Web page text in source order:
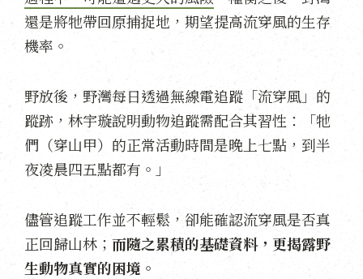
還是將牠帶回原捕捉地，期望提高流穿風的生存
機率。
野放後，野灣每日透過無線電追蹤「流穿風」的
蹤跡，林宇璇說明動物追蹤需配合其習性：「牠
們（穿山甲）的正常活動時間是晚上七點，到半
夜凌晨四五點都有。」
儘管追蹤工作並不輕鬆，卻能確認流穿風是否真
正回歸山林； 而隨之累積的基礎資料，更揭露野
生動物真實的困境。